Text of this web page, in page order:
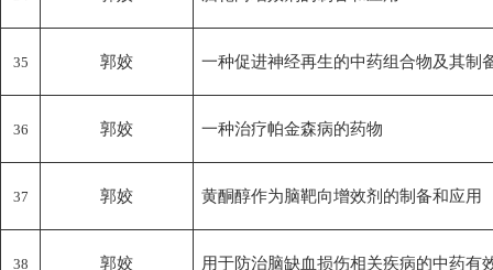
35 郭姣 一种促进神经再生的中药组合物及其制
36 郭姣 一种治疗帕金森病的药物
37 郭姣 黄酮醇作为脑靶向增效剂的制备和应用
38 郭姣 用于防治脑缺血损伤相关疾病的中药有